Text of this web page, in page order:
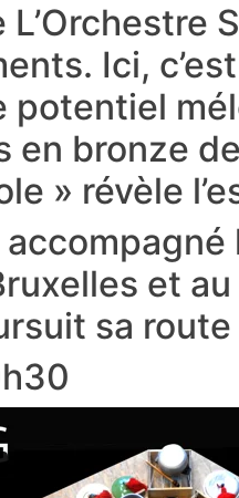
Ici,
potentiel
en bronze
» révèle
et
sa